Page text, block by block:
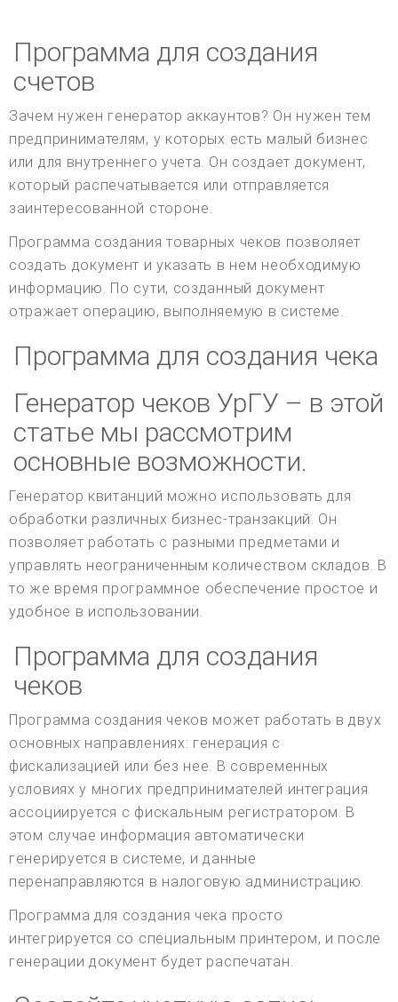
Программа для создания
счетов
Зачем нужен генератор аккаунтов? Он нужен тем
предпринимателям, у которых есть малый бизнес
или для внутреннего учета. Он создает документ,
который распечатывается или отправляется
заинтересованной стороне.
Программа создания товарных чеков позволяет
создать документ и указать в нем необходимую
информацию. По сути, созданный документ
отражает операцию, выполняемую в системе.
Программа для создания чека
Генератор чеков УрГУ – в этой
статье мы рассмотрим
основные возможности.
Генератор квитанций можно использовать для
обработки различных бизнес-транзакций. Он
позволяет работать с разными предметами и
управлять неограниченным количеством складов. В
то же время программное обеспечение простое и
удобное в использовании.
Программа для создания
чеков
Программа создания чеков может работать в двух
основных направлениях: генерация с
фискализацией или без нее. В современных
условиях у многих предпринимателей интеграция
ассоциируется с фискальным регистратором. В
этом случае информация автоматически
генерируется в системе, и данные
перенаправляются в налоговую администрацию.
Программа для создания чека просто
интегрируется со специальным принтером, и после
генерации документ будет распечатан.